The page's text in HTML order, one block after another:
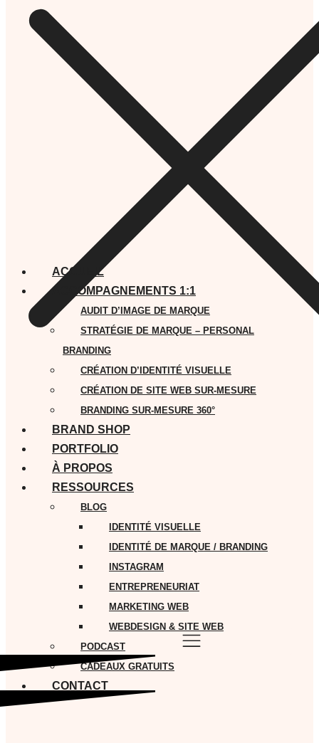
ACCUEIL
ACCOMPAGNEMENTS 1:1
AUDIT D’IMAGE DE MARQUE
STRATÉGIE DE MARQUE – PERSONAL
BRANDING
CRÉATION D’IDENTITÉ VISUELLE
CRÉATION DE SITE WEB SUR-MESURE
BRANDING SUR-MESURE 360°
BRAND SHOP
PORTFOLIO
À PROPOS
RESSOURCES
BLOG
IDENTITÉ VISUELLE
IDENTITÉ DE MARQUE / BRANDING
INSTAGRAM
ENTREPRENEURIAT
MARKETING WEB
WEBDESIGN & SITE WEB
PODCAST
CADEAUX GRATUITS
CONTACT